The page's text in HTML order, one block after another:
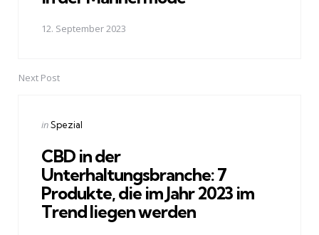
12. September 2023
Next Post
Posted
inSpezial
CBD in der
Unterhaltungsbranche: 7
Produkte, die im Jahr 2023 im
Trend liegen werden